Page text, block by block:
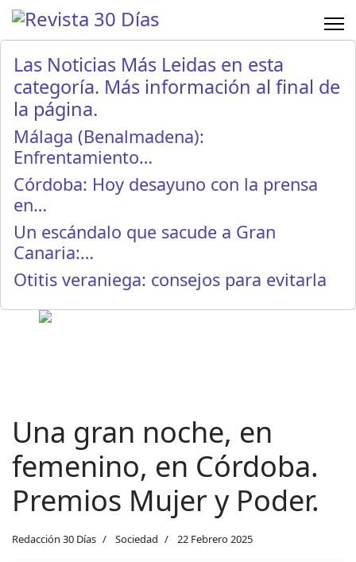
Las Noticias Más Leidas en esta
categoría. Más información al final de
la página.
Málaga (Benalmadena):
Enfrentamiento…
Córdoba: Hoy desayuno con la prensa
en…
Un escándalo que sacude a Gran
Canaria:…
Otitis veraniega: consejos para evitarla
Una gran noche, en
femenino, en Córdoba.
Premios Mujer y Poder.
Redacción 30 Días Sociedad 22 Febrero 2025